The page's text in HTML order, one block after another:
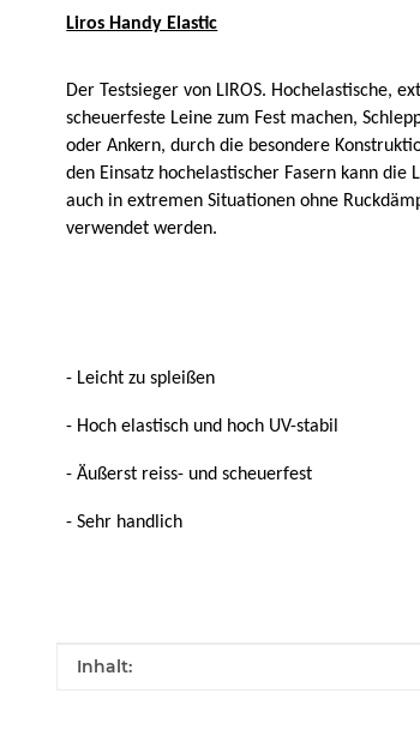
Liros Handy Elastic
Der Testsieger von LIROS. Hochelastische,
scheuerfeste Leine zum Fest machen,
oder Ankern, durch die besondere
den Einsatz hochelastischer Fasern kann die
auch in extremen Situationen ohne
verwendet werden.
- Leicht zu spleißen
- Hoch elastisch und hoch UV-stabil
- Äußerst reiss- und scheuerfest
- Sehr handlich
Produkteigenschaft
Wert
Inhalt: